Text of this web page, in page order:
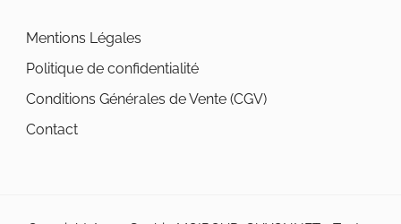
Mentions Légales
Politique de confidentialité
Conditions Générales de Vente (CGV)
Contact